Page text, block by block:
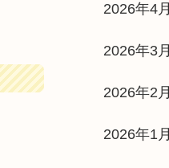
2026年4月
2026年3月
2026年2月
2026年1月